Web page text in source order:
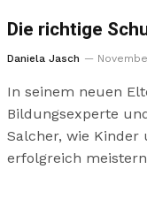
Die richtige
Daniela Jasch
In seinem neuen
Bildungsexperte
Salcher, wie
erfolgreich